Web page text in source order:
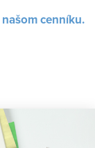
našom cenníku.